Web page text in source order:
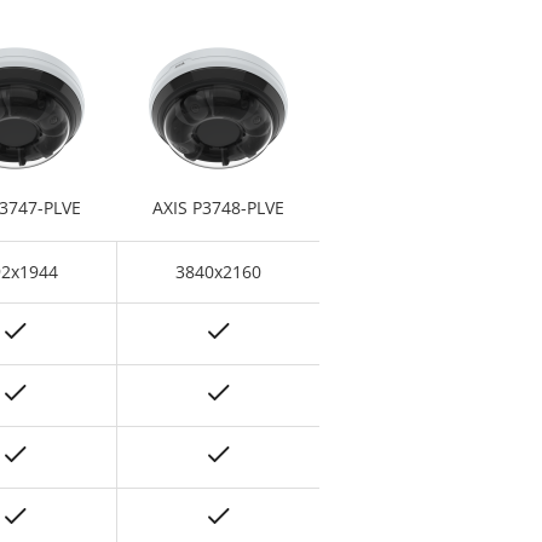
PLVE AXIS P3748-PLVE
3840x2160